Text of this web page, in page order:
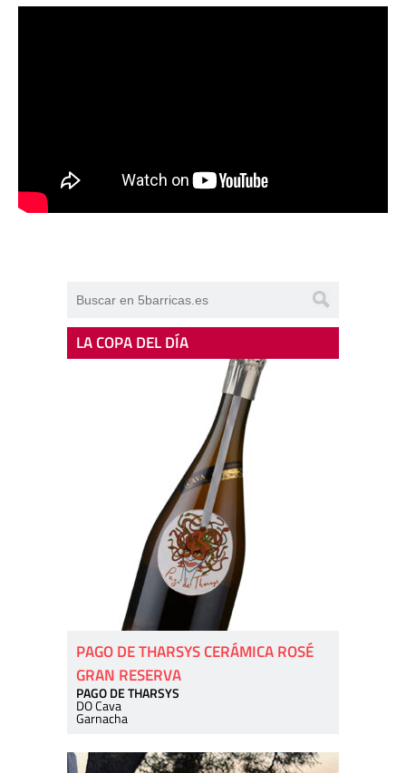
LA COPA DEL DÍA
PAGO DE THARSYS CERÁMICA ROSÉ
GRAN RESERVA
PAGO DE THARSYS
DO Cava
Garnacha